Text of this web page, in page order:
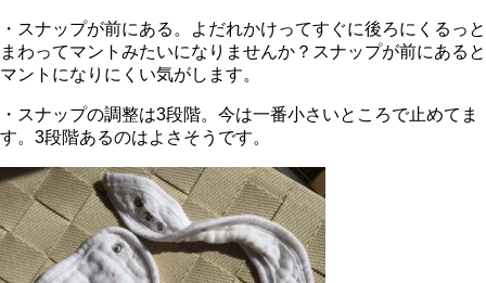
・スナップが前にある。よだれかけってすぐに後ろにくるっと
まわってマントみたいになりませんか？スナップが前にあると
マントになりにくい気がします。
・スナップの調整は3段階。今は一番小さいところで止めてま
す。3段階あるのはよさそうです。